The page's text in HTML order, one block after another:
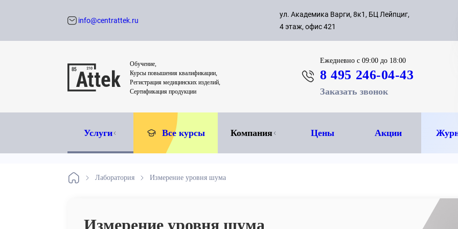
с 09:00
8 495
info@centrattek.ru
ул. Академика Варги, 8к1, БЦ Лейпциг,
4 этаж, офис 421
Обучение,
Курсы повышения квалификации,
Регистрация медицинских изделий,
Сертификация продукции
Ежедневнос 09:00 до 18:00
8 495 246-04-43
Заказать звонок
Услуги Все курсы Компания Цены Акции
Лаборатория Измерение уровня шума
Измерение уровня шума